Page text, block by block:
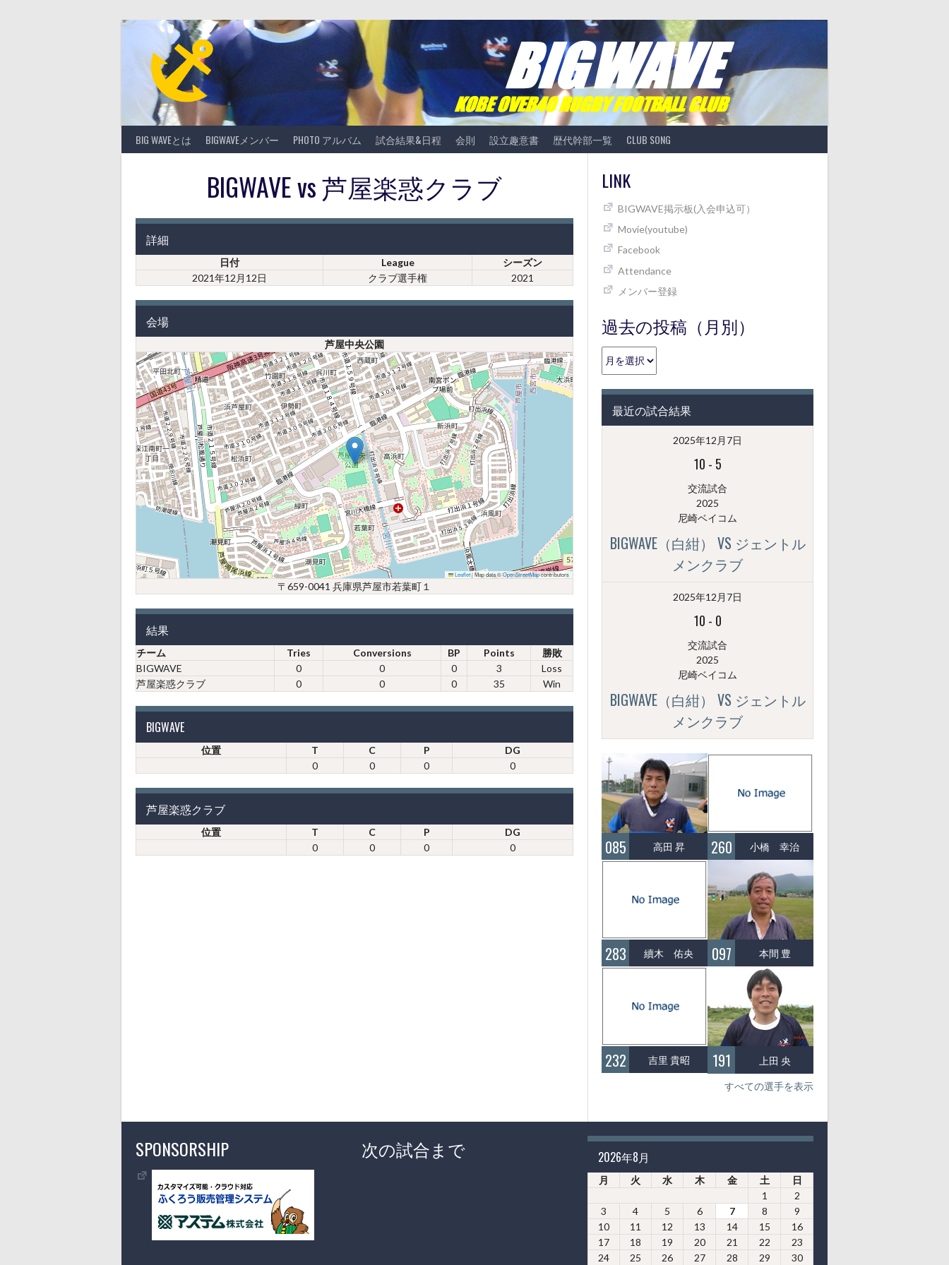
BIG WAVEとは BIGWAVEメンバー PHOTO アルバム 試合結果&日程 会則 設立趣意書 歴代幹部一覧 CLUB SONG
BIGWAVE vs 芦屋楽惑クラブ
詳細
日付 League
シーズン
2021年12月12日
クラブ選手権 2021
会場
芦屋中央公園
Leaflet|Map data ©OpenStreetMapcontributors
〒659-0041 兵庫県芦屋市若葉町１
結果
チーム Tries Conversions BP Points
勝敗
BIGWAVE
0 0 0 3
Loss
芦屋楽惑クラブ
0 0 0 35 Win
BIGWAVE
位置 T C P
DG
0
0 0 0
芦屋楽惑クラブ
位置 T C P
DG
0
0 0 0
LINK
BIGWAVE掲示板(入会申込可）
Movie(youtube)
Facebook
Attendance
メンバー登録
過去の投稿（月別）
去
投
（月
最近の試合結果
2025年12月7日
10 - 5
交流試合
2025
尼崎ベイコム
BIGWAVE（白紺） VS ジェントル
メンクラブ
2025年12月7日
10 - 0
交流試合
2025
尼崎ベイコム
BIGWAVE（白紺） VS ジェントル
メンクラブ
085 高田 昇 260 小橋 幸治
283 續木 佑央 097 本間 豊
232 吉里 貴昭 191 上田 央
すべての選手を表示
SPONSORSHIP 次の試合まで 2026年8月
月 火 水 木 金 土
日
1
2
3
4 5 6 7 8
9
10
11 12 13 14 15
16
17
18 19 20 21 22
23
24
25 26 27 28 29 30